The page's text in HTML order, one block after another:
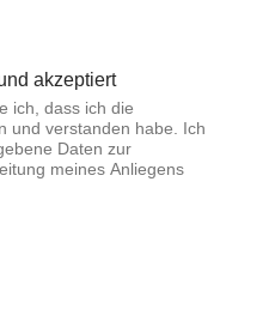
akzeptiert
ich, dass ich die
und verstanden habe. Ich
Daten zur
meines Anliegens